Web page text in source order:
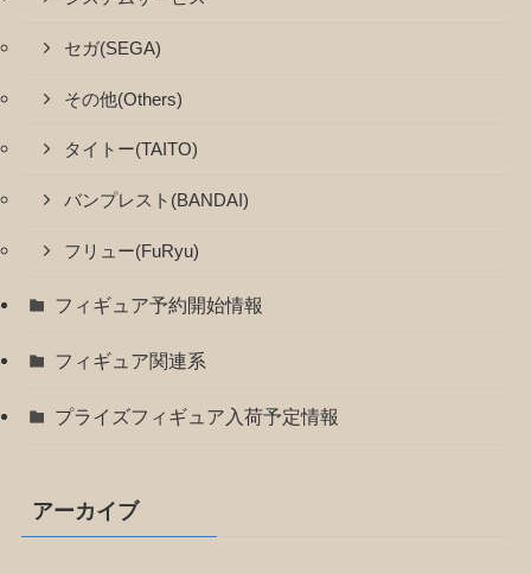
セガ(SEGA)
その他(Others)
タイトー(TAITO)
バンプレスト(BANDAI)
フリュー(FuRyu)
フィギュア予約開始情報
フィギュア関連系
プライズフィギュア入荷予定情報
アーカイブ